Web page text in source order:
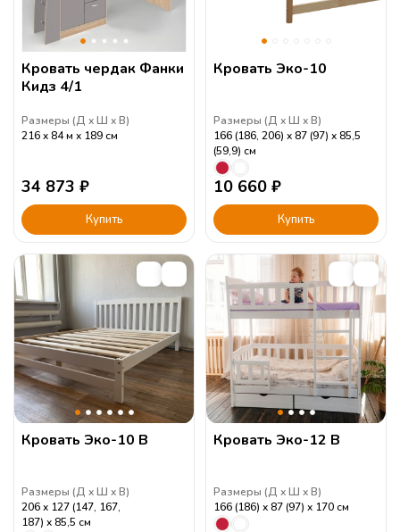
Кровать чердак Фанки
Кидз 4/1
Размеры (Д Ш В)
216
84 м 189 см
34 873 ₽
Купить
Кровать Эко-10
Размеры (Д Ш В)
166 (186, 206)
87 (97)
85,5
(59,9) см
10 660 ₽
Купить
Кровать Эко-10 В
Размеры (Д Ш В)
206
127 (147, 167,
187)
85,5 см
Кровать Эко-12 В
Размеры (Д Ш В)
166 (186)
87 (97) 170 см